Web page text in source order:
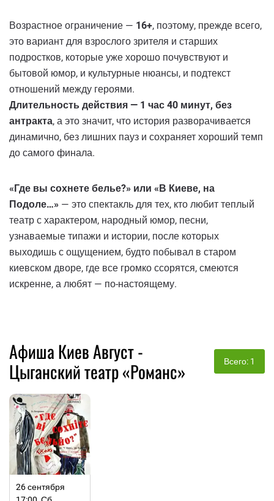
Возрастное ограничение — 16+, поэтому, прежде всего,
это вариант для взрослого зрителя и старших
подростков, которые уже хорошо почувствуют и
бытовой юмор, и культурные нюансы, и подтекст
отношений между героями.
Длительность действия — 1 час 40 минут, без
антракта, а это значит, что история разворачивается
динамично, без лишних пауз и сохраняет хороший темп
до самого финала.
«Где вы сохнете белье?» или «В Киеве, на
Подоле…» — это спектакль для тех, кто любит теплый
театр с характером, народный юмор, песни,
узнаваемые типажи и истории, после которых
выходишь с ощущением, будто побывал в старом
киевском дворе, где все громко ссорятся, смеются
искренне, а любят — по-настоящему.
Афиша Киев Август -
Цыганский театр «Романс»
Всего: 1
26 сентября